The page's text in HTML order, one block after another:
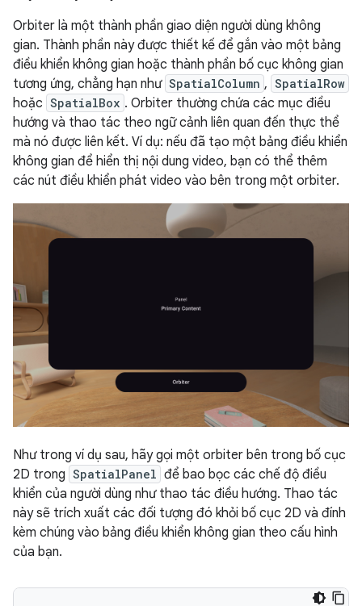
Orbiter là một thành phần giao diện người dùng không
gian. Thành phần này được thiết kế để gắn vào một bảng
điều khiển không gian hoặc thành phần bố cục không gian
tương ứng, chẳng hạn như SpatialColumn , SpatialRow
hoặc SpatialBox . Orbiter thường chứa các mục điều
hướng và thao tác theo ngữ cảnh liên quan đến thực thể
mà nó được liên kết. Ví dụ: nếu đã tạo một bảng điều khiển
không gian để hiển thị nội dung video, bạn có thể thêm
các nút điều khiển phát video vào bên trong một orbiter.
Như trong ví dụ sau, hãy gọi một orbiter bên trong bố cục
2D trong SpatialPanel để bao bọc các chế độ điều
khiển của người dùng như thao tác điều hướng. Thao tác
này sẽ trích xuất các đối tượng đó khỏi bố cục 2D và đính
kèm chúng vào bảng điều khiển không gian theo cấu hình
của bạn.